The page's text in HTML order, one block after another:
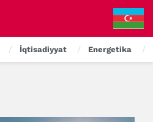
İqtisadiyyat Energetika